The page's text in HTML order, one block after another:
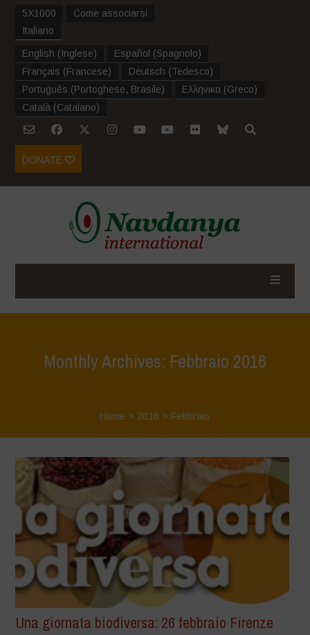
5X1000
Come associarsi
Italiano
English (Inglese) Español (Spagnolo)
Français (Francese) Deutsch (Tedesco)
Português (Portoghese, Brasile) Ελληνικα (Greco)
Català (Catalano)
DONATE
Monthly Archives: Febbraio 2016
Home > 2016 > Febbraio
Una giornata biodiversa: 26 febbraio Firenze